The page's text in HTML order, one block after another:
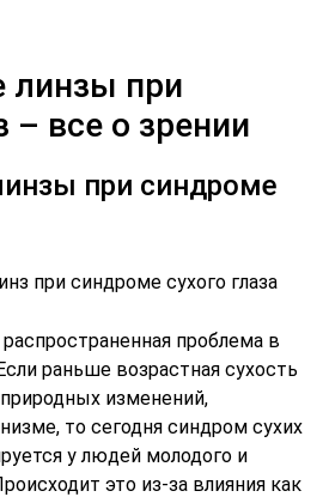
линзы при
– все о зрении
при синдроме
при синдроме сухого глаза
проблема в
раньше возрастная сухость
природных изменений,
то сегодня синдром сухих
у людей молодого и
это из-за влияния как